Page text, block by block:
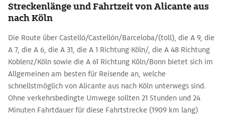
Streckenlänge und Fahrtzeit von Alicante aus
nach Köln
Die Route über Castelló/Castellón/Barceloba/(toll), die A 9, die
A 7, die A 6, die A 31, die A 1 Richtung Köln/, die A 48 Richtung
Koblenz/Köln sowie die A 61 Richtung Köln/Bonn bietet sich im
Allgemeinen am besten für Reisende an, welche
schnellstmöglich von Alicante aus nach Köln unterwegs sind.
Ohne verkehrsbedingte Umwege sollten 21 Stunden und 24
Minuten Fahrtdauer für diese Fahrtstrecke (1909 km lang)